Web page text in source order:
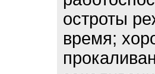
остроты
время;